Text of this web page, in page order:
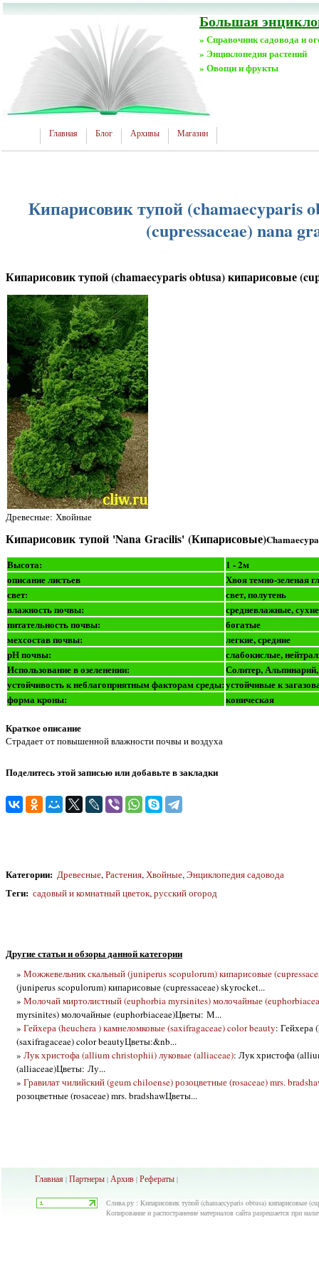
Большая
» Справочник садовода и
» Энциклопедия растений
» Овощи и фрукты
Главная Блог Архивы Магазин
Кипарисовик тупой (chamaecyparis
(cupressaceae) nana
Кипарисовик тупой (chamaecyparis obtusa) кипарисовые
Древесные: Хвойные
Кипарисовик тупой 'Nana Gracilis' (Кипарисовые)
Высота:
1 - 2м
описание листьев
Хвоя темно-зеленая
свет:
свет, полутень
влажность почвы:
средневлажные, сухие
питательность почвы:
богатые
мехсостав почвы:
легкие, средние
рН почвы:
слабокислые,
Использование в озеленении:
Солитер,
устойчивость к неблагоприятным факторам среды:устойчивые к
форма кроны:
коническая
Краткое описание
Страдает от повышенной влажности почвы и воздуха
Поделитесь этой записью или добавьте в закладки
Категории: Древесные,Растения,Хвойные,Энциклопедия садовода
Теги: садовый и комнатный цветок,русский огород
Другие статьи и обзоры данной категории
» Можжевельник скальный (juniperus scopulorum) кипарисовые
(juniperus scopulorum) кипарисовые (cupressaceae) skyrocket...
» Молочай миртолистный (euphorbia myrsinites) молочайные
myrsinites) молочайные (euphorbiaceae)Цветы: М...
» Гейхера (heuchera ) камнеломковые (saxifragaceae) color beauty: Гейхера
(saxifragaceae) color beautyЦветы:&nb...
» Лук христофа (allium christophii) луковые (alliaceae): Лук христофа
(alliaceae)Цветы: Лу...
» Гравилат чилийский (geum chiloense) розоцветные (rosaceae) mrs.
розоцветные (rosaceae) mrs. bradshawЦветы...
Главная| Партнеры| Архив| Рефераты|
Слива.ру : Кипарисовик тупой (chamaecyparis obtusa) кипарисовые
Копирование и распостранение материалов сайта разрешается при